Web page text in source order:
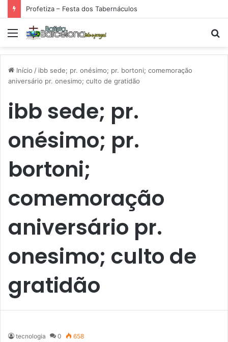
Profetiza – Festa dos Tabernáculos
Menu
Início / ibb sede; pr. onésimo; pr. bortoni; comemoração
aniversário pr. onesimo; culto de gratidão
ibb sede; pr.
onésimo; pr.
bortoni;
comemoração
aniversário pr.
onesimo; culto de
gratidão
tecnologia 0 658